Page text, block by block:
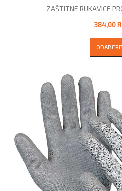
ZAŠTITNE RUKAVICE
384,00